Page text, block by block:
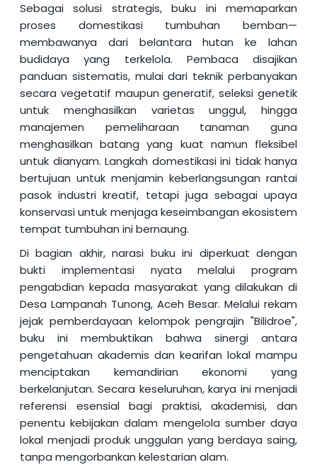
Sebagai solusi strategis, buku ini memaparkan
proses domestikasi tumbuhan bemban—
membawanya dari belantara hutan ke lahan
budidaya yang terkelola. Pembaca disajikan
panduan sistematis, mulai dari teknik perbanyakan
secara vegetatif maupun generatif, seleksi genetik
untuk menghasilkan varietas unggul, hingga
manajemen pemeliharaan tanaman guna
menghasilkan batang yang kuat namun fleksibel
untuk dianyam. Langkah domestikasi ini tidak hanya
bertujuan untuk menjamin keberlangsungan rantai
pasok industri kreatif, tetapi juga sebagai upaya
konservasi untuk menjaga keseimbangan ekosistem
tempat tumbuhan ini bernaung.
Di bagian akhir, narasi buku ini diperkuat dengan
bukti implementasi nyata melalui program
pengabdian kepada masyarakat yang dilakukan di
Desa Lampanah Tunong, Aceh Besar. Melalui rekam
jejak pemberdayaan kelompok pengrajin "Bilidroe",
buku ini membuktikan bahwa sinergi antara
pengetahuan akademis dan kearifan lokal mampu
menciptakan kemandirian ekonomi yang
berkelanjutan. Secara keseluruhan, karya ini menjadi
referensi esensial bagi praktisi, akademisi, dan
penentu kebijakan dalam mengelola sumber daya
lokal menjadi produk unggulan yang berdaya saing,
tanpa mengorbankan kelestarian alam.